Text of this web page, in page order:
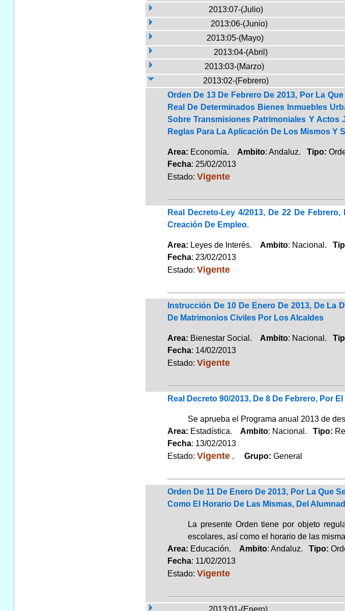
2013:07-(Julio)
2013:06-(Junio)
2013:05-(Mayo)
2013:04-(Abril)
2013:03-(Marzo)
2013:02-(Febrero)
Orden De 13 De Febrero De 2013, Por La
Real De Determinados Bienes Inmuebles
Sobre Transmisiones Patrimoniales Y
Reglas Para La Aplicación De Los Mismos Y
Area: Economía. Ambito: Andaluz. Tipo:
Fecha: 25/02/2013
Estado: Vigente
Real Decreto-Ley 4/2013, De 22 De
Creación De Empleo.
Area: Leyes de Interés. Ambito: Nacional.
Fecha: 23/02/2013
Estado: Vigente
Instrucción De 10 De Enero De 2013, De
De Matrimonios Civiles Por Los Alcaldes
Area: Bienestar Social. Ambito: Nacional.
Fecha: 14/02/2013
Estado: Vigente
Real Decreto 90/2013, De 8 De Febrero, Por
Se aprueba el Programa anual 2013 de
Area: Estadística. Ambito: Nacional. Tipo:
Fecha: 13/02/2013
Estado: Vigente. Grupo: General
Orden De 11 De Enero De 2013, Por La Que
Como El Horario De Las Mismas, Del
La presente Orden tiene por objeto
escolares, así como el horario de las
Area: Educación. Ambito: Andaluz. Tipo:
Fecha: 11/02/2013
Estado: Vigente
2013:01-(Enero)